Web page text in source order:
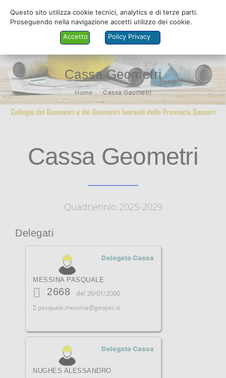
COLLEGIO
ALBO
PRATICANTI
NEWS
SEGRETERIA
AREA RISERVATA
Cassa Geometri
Home Cassa Geometri
Cassa Geometri
Quadriennio 2025-2029
Delegati
Delegato Cassa
MESSINA PASQUALE
2668 del 26/01/2000
pasquale.messina@geopec.it
Delegato Cassa
NUGHES ALESSANDRO
Questo sito utilizza cookie tecnici, analytics e di terze parti.
Proseguendo nella navigazione accetti utilizzo dei cookie.
Policy Privacy
Accetto